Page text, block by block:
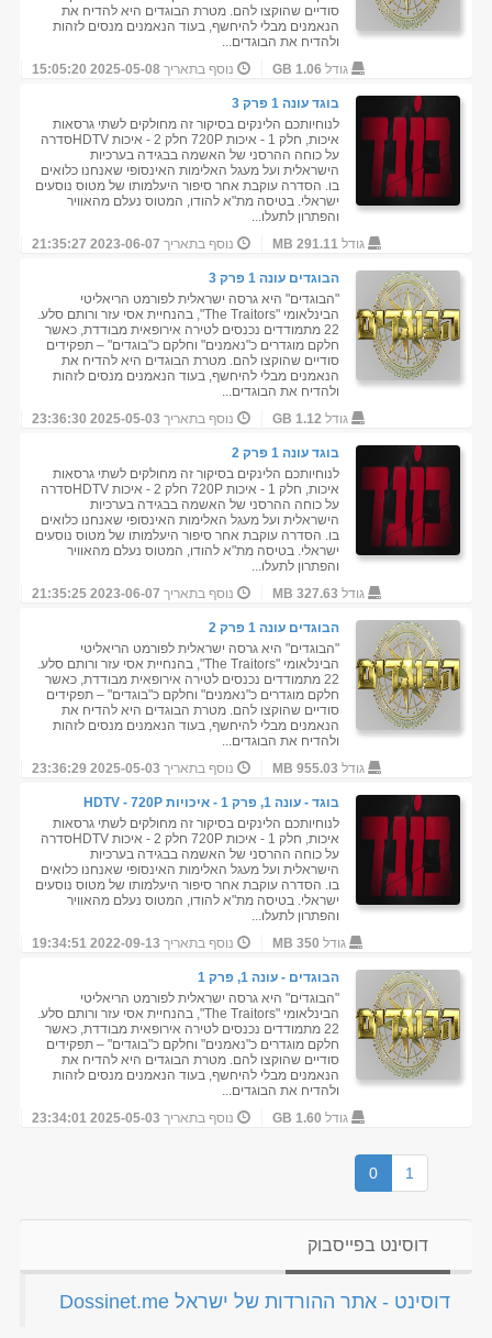
סודיים שהוקצו להם. מטרת הבוגדים היא להדיח את
הנאמנים מבלי להיחשף, בעוד הנאמנים מנסים לזהות
ולהדיח את הבוגדים...
גודל 1.06 GB נוסף בתאריך2025-05-08 15:05:20
בוגד עונה 1 פרק 3
לנוחיותכם הלינקים בסיקור זה מחולקים לשתי גרסאות
איכות, חלק 1 - איכות 720P חלק 2 - איכות HDTVסדרה
על כוחה ההרסני של האשמה בבגידה בערכיות
הישראלית ועל מעגל האלימות האינסופי שאנחנו כלואים
בו. הסדרה עוקבת אחר סיפור היעלמותו של מטוס נוסעים
ישראלי. בטיסה מת"א להודו, המטוס נעלם מהאוויר
והפתרון לתעלו...
גודל291.11 MB נוסף בתאריך 2023-06-07 21:35:27
הבוגדים עונה 1 פרק 3
"הבוגדים" היא גרסה ישראלית לפורמט הריאליטי
הבינלאומי "The Traitors", בהנחיית אסי עזר ורותם סלע.
22 מתמודדים נכנסים לטירה אירופאית מבודדת, כאשר
חלקם מוגדרים כ"נאמנים" וחלקם כ"בוגדים" – תפקידים
סודיים שהוקצו להם. מטרת הבוגדים היא להדיח את
הנאמנים מבלי להיחשף, בעוד הנאמנים מנסים לזהות
ולהדיח את הבוגדים...
גודל 1.12 GB נוסף בתאריך 2025-05-03 23:36:30
בוגד עונה 1 פרק 2
לנוחיותכם הלינקים בסיקור זה מחולקים לשתי גרסאות
איכות, חלק 1 - איכות 720P חלק 2 - איכות HDTVסדרה
על כוחה ההרסני של האשמה בבגידה בערכיות
הישראלית ועל מעגל האלימות האינסופי שאנחנו כלואים
בו. הסדרה עוקבת אחר סיפור היעלמותו של מטוס נוסעים
ישראלי. בטיסה מת"א להודו, המטוס נעלם מהאוויר
והפתרון לתעלו...
גודל 327.63 MB נוסף בתאריך 2023-06-07 21:35:25
הבוגדים עונה 1 פרק 2
"הבוגדים" היא גרסה ישראלית לפורמט הריאליטי
הבינלאומי "The Traitors", בהנחיית אסי עזר ורותם סלע.
22 מתמודדים נכנסים לטירה אירופאית מבודדת, כאשר
חלקם מוגדרים כ"נאמנים" וחלקם כ"בוגדים" – תפקידים
סודיים שהוקצו להם. מטרת הבוגדים היא להדיח את
הנאמנים מבלי להיחשף, בעוד הנאמנים מנסים לזהות
ולהדיח את הבוגדים...
גודל 955.03 MB נוסף בתאריך 2025-05-03 23:36:29
בוגד - עונה 1, פרק 1 - איכויות HDTV - 720P
לנוחיותכם הלינקים בסיקור זה מחולקים לשתי גרסאות
איכות, חלק 1 - איכות 720P חלק 2 - איכות HDTVסדרה
על כוחה ההרסני של האשמה בבגידה בערכיות
הישראלית ועל מעגל האלימות האינסופי שאנחנו כלואים
בו. הסדרה עוקבת אחר סיפור היעלמותו של מטוס נוסעים
ישראלי. בטיסה מת"א להודו, המטוס נעלם מהאוויר
והפתרון לתעלו...
גודל 350 MB נוסף בתאריך 2022-09-13 19:34:51
הבוגדים - עונה 1, פרק 1
"הבוגדים" היא גרסה ישראלית לפורמט הריאליטי
הבינלאומי "The Traitors", בהנחיית אסי עזר ורותם סלע.
22 מתמודדים נכנסים לטירה אירופאית מבודדת, כאשר
חלקם מוגדרים כ"נאמנים" וחלקם כ"בוגדים" – תפקידים
סודיים שהוקצו להם. מטרת הבוגדים היא להדיח את
הנאמנים מבלי להיחשף, בעוד הנאמנים מנסים לזהות
ולהדיח את הבוגדים...
גודל 1.60 GB נוסף בתאריך 2025-05-03 23:34:01
0 1
דוסינט בפייסבוק
‏דוסינט - אתר ההורדות של ישראל Dossinet.me‏